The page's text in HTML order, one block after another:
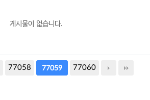
게시물이 없습니다.
77058 77059 77060